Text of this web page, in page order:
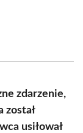
zdarzenie,
został
usiłował